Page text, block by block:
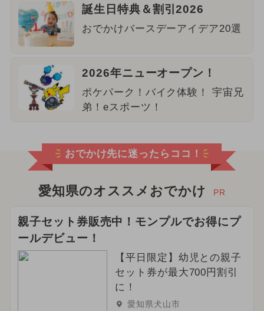
誕生日特典＆割引2026
おでかけバースデーアイデア20選
2026年ニューオープン！
ポケパーク！バイク体験！ 宇宙兄
弟！eスポーツ！
おでかけ先に迷ったらココ！
愛知県のオススメおでかけ PR
親子セット券販売中！モンプルでお得にプ
ールデビュー！
【平日限定】幼児との親子
セット券が最大700円割引
に！
愛知県犬山市